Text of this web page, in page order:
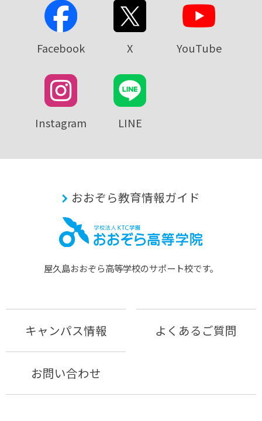
Facebook X YouTube
Instagram LINE
おおぞら教育情報ガイド
屋久島おおぞら⾼等学校のサポート校です。
キャンパス情報 よくあるご質問
お問い合わせ